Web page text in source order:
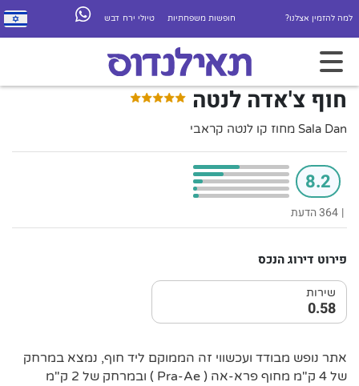
למה להזמין אצלנו? חופשות משפחתיות טיולי ירח דבש
חוף צ'אדה לנטה
Sala Dan מחוז קו לנטה קראבי
8.2
| 364 הדעת
פירוט דירוג הנכס
שירות
0.58
אתר נופש מבודד ועכשווי זה הממוקם ליד חוף, נמצא במרחק
של 4 ק"מ מחוף פרא-אה ( Pra-Ae ) ובמרחק של 2 ק"מ